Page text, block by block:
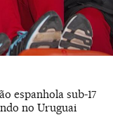
espanhola sub-17
no Uruguai